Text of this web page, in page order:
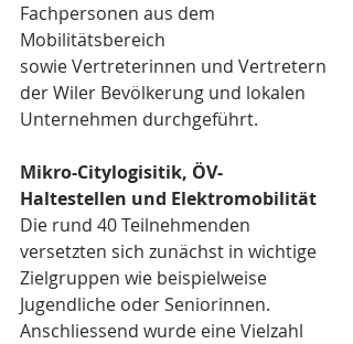
Fachpersonen aus dem
Mobilitätsbereich
sowie Vertreterinnen und Vertretern
der Wiler Bevölkerung und lokalen
Unternehmen durchgeführt.
Mikro-Citylogisitik, ÖV-
Haltestellen und Elektromobilität
Die rund 40 Teilnehmenden
versetzten sich zunächst in wichtige
Zielgruppen wie beispielweise
Jugendliche oder Seniorinnen.
Anschliessend wurde eine Vielzahl